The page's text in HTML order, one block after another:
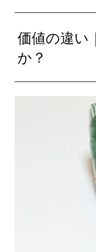
価値の違い
か？